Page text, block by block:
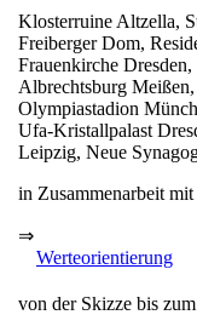
Klosterruine Altzella,
Freiberger Dom,
Frauenkirche
Albrechtsburg
Olympiastadion
Ufa-Kristallpalast
Leipzig, Neue
in Zusammenarbeit
⇒
Werteorientierung
von der Skizze bis